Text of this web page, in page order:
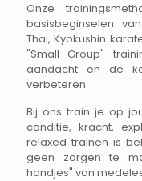
Onze
basisbeginselen
Thai, Kyokushin
"Small Group"
aandacht en de
verbeteren.
Bij ons train je op
conditie, kracht,
relaxed trainen is
geen zorgen te
handjes" van